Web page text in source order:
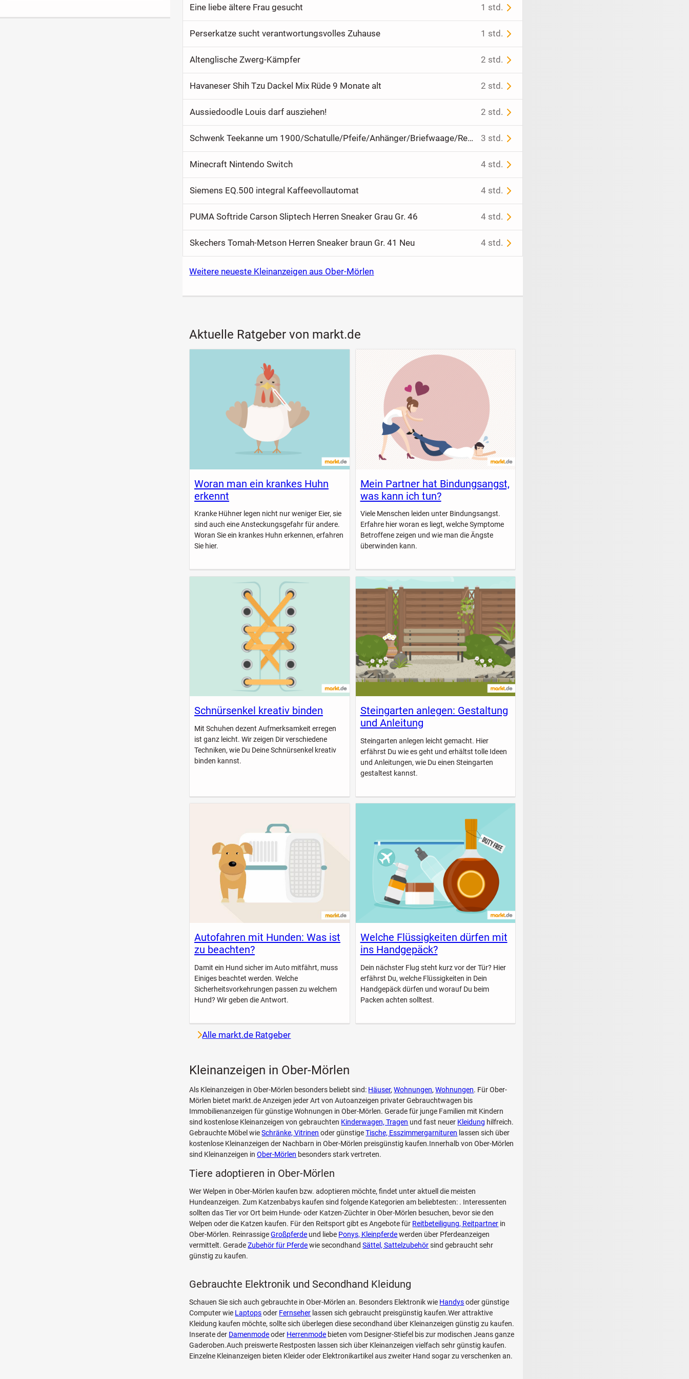
Eine liebe ältere Frau gesucht 1 std.
Perserkatze sucht verantwortungsvolles Zuhause 1 std.
Altenglische Zwerg-Kämpfer 2 std.
Havaneser Shih Tzu Dackel Mix Rüde 9 Monate alt 2 std.
Aussiedoodle Louis darf ausziehen! 2 std.
Schwenk Teekanne um 1900/Schatulle/Pfeife/Anhänger/Briefwaage/Reh/Vogel .usw 3 std.
Minecraft Nintendo Switch 4 std.
Siemens EQ.500 integral Kaffeevollautomat 4 std.
PUMA Softride Carson Sliptech Herren Sneaker Grau Gr. 46 4 std.
Skechers Tomah-Metson Herren Sneaker braun Gr. 41 Neu 4 std.
Weitere neueste Kleinanzeigen aus Ober-Mörlen
Aktuelle Ratgeber von markt.de
Woran man ein krankes Huhn
erkennt
Kranke Hühner legen nicht nur weniger Eier, sie
sind auch eine Ansteckungsgefahr für andere.
Woran Sie ein krankes Huhn erkennen, erfahren
Sie hier.
Mein Partner hat Bindungsangst,
was kann ich tun?
Viele Menschen leiden unter Bindungsangst.
Erfahre hier woran es liegt, welche Symptome
Betroffene zeigen und wie man die Ängste
überwinden kann.
Schnürsenkel kreativ binden
Mit Schuhen dezent Aufmerksamkeit erregen
ist ganz leicht. Wir zeigen Dir verschiedene
Techniken, wie Du Deine Schnürsenkel kreativ
binden kannst.
Steingarten anlegen: Gestaltung
und Anleitung
Steingarten anlegen leicht gemacht. Hier
erfährst Du wie es geht und erhältst tolle Ideen
und Anleitungen, wie Du einen Steingarten
gestaltest kannst.
Autofahren mit Hunden: Was ist
zu beachten?
Damit ein Hund sicher im Auto mitfährt, muss
Einiges beachtet werden. Welche
Sicherheitsvorkehrungen passen zu welchem
Hund? Wir geben die Antwort.
Welche Flüssigkeiten dürfen mit
ins Handgepäck?
Dein nächster Flug steht kurz vor der Tür? Hier
erfährst Du, welche Flüssigkeiten in Dein
Handgepäck dürfen und worauf Du beim
Packen achten solltest.
Alle markt.de Ratgeber
Kleinanzeigen in Ober-Mörlen
Als Kleinanzeigen in Ober-Mörlen besonders beliebt sind: Häuser,Wohnungen,Wohnungen. Für Ober-
Mörlen bietet markt.de Anzeigen jeder Art von Autoanzeigen privater Gebrauchtwagen bis
Immobilienanzeigen für günstige Wohnungen in Ober-Mörlen. Gerade für junge Familien mit Kindern
sind kostenlose Kleinanzeigen von gebrauchten Kinderwagen, Tragen und fast neuer Kleidung hilfreich.
Gebrauchte Möbel wieSchränke, Vitrinen oder günstigeTische, Esszimmergarnituren lassen sich über
kostenlose Kleinanzeigen der Nachbarn in Ober-Mörlen preisgünstig kaufen.Innerhalb von Ober-Mörlen
sind Kleinanzeigen inOber-Mörlen besonders stark vertreten.
Tiere adoptieren in Ober-Mörlen
Wer Welpen in Ober-Mörlen kaufen bzw. adoptieren möchte, findet unter aktuell die meisten
Hundeanzeigen. Zum Katzenbabys kaufen sind folgende Kategorien am beliebtesten: . Interessenten
sollten das Tier vor Ort beim Hunde- oder Katzen-Züchter in Ober-Mörlen besuchen, bevor sie den
Welpen oder die Katzen kaufen. Für den Reitsport gibt es Angebote für Reitbeteiligung, Reitpartner in
Ober-Mörlen. ReinrassigeGroßpferde und liebe Ponys, Kleinpferdewerden über Pferdeanzeigen
vermittelt. GeradeZubehör für Pferdewie secondhandSättel, Sattelzubehörsind gebraucht sehr
günstig zu kaufen.
Gebrauchte Elektronik und Secondhand Kleidung
Schauen Sie sich auch gebrauchte in Ober-Mörlen an. Besonders Elektronik wie Handysoder günstige
Computer wie Laptopsoder Fernseher lassen sich gebraucht preisgünstig kaufen.Wer attraktive
Kleidung kaufen möchte, sollte sich überlegen diese secondhand über Kleinanzeigen günstig zu kaufen.
Inserate der Damenmodeoder Herrenmode bieten vom Designer-Stiefel bis zur modischen Jeans ganze
Gaderoben.Auch preiswerte Restposten lassen sich über Kleinanzeigen vielfach sehr günstig kaufen.
Einzelne Kleinanzeigen bieten Kleider oder Elektronikartikel aus zweiter Hand sogar zu verschenken an.